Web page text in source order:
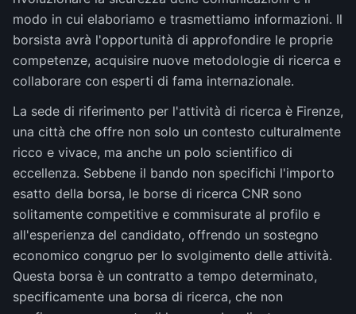
modo in cui elaboriamo e trasmettiamo informazioni. Il
borsista avrà l'opportunità di approfondire le proprie
competenze, acquisire nuove metodologie di ricerca e
collaborare con esperti di fama internazionale.
La sede di riferimento per l'attività di ricerca è Firenze,
una città che offre non solo un contesto culturalmente
ricco e vivace, ma anche un polo scientifico di
eccellenza. Sebbene il bando non specifichi l'importo
esatto della borsa, le borse di ricerca CNR sono
solitamente competitive e commisurate al profilo e
all'esperienza del candidato, offrendo un sostegno
economico congruo per lo svolgimento delle attività.
Questa borsa è un contratto a tempo determinato,
specificamente una borsa di ricerca, che non